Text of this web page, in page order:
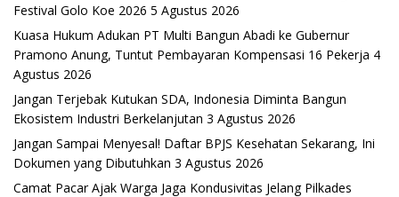
Festival Golo Koe 2026 5 Agustus 2026
Kuasa Hukum Adukan PT Multi Bangun Abadi ke Gubernur
Pramono Anung, Tuntut Pembayaran Kompensasi 16 Pekerja 4
Agustus 2026
Jangan Terjebak Kutukan SDA, Indonesia Diminta Bangun
Ekosistem Industri Berkelanjutan 3 Agustus 2026
Jangan Sampai Menyesal! Daftar BPJS Kesehatan Sekarang, Ini
Dokumen yang Dibutuhkan 3 Agustus 2026
Camat Pacar Ajak Warga Jaga Kondusivitas Jelang Pilkades